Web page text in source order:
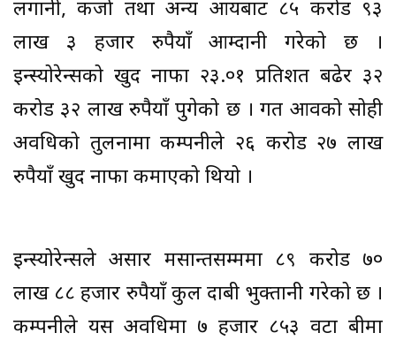
लगानी, कर्जा तथा अन्य आयबाट ८५ करोड ९३
लाख ३ हजार रुपैयाँ आम्दानी गरेको छ ।
इन्स्योरेन्सको खुद नाफा २३.०१ प्रतिशत बढेर ३२
करोड ३२ लाख रुपैयाँ पुगेको छ । गत आवको सोही
अवधिको तुलनामा कम्पनीले २६ करोड २७ लाख
रुपैयाँ खुद नाफा कमाएको थियो ।
इन्स्योरेन्सले असार मसान्तसम्ममा ८९ करोड ७०
लाख ८८ हजार रुपैयाँ कुल दाबी भुक्तानी गरेको छ ।
कम्पनीले यस अवधिमा ७ हजार ८५३ वटा बीमा